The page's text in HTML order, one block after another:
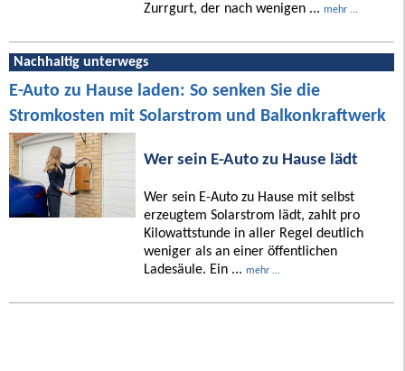
Zurrgurt, der nach wenigen ... mehr ...
Nachhaltig unterwegs
E-Auto zu Hause laden: So senken Sie die
Stromkosten mit Solarstrom und Balkonkraftwerk
Wer sein E-Auto zu Hause lädt
Wer sein E-Auto zu Hause mit selbst
erzeugtem Solarstrom lädt, zahlt pro
Kilowattstunde in aller Regel deutlich
weniger als an einer öffentlichen
Ladesäule. Ein ... mehr ...